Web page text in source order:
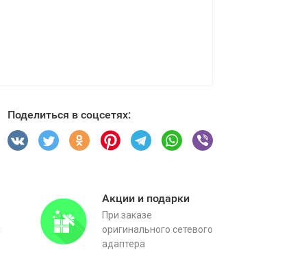
Поделиться в соцсетях:
Акции и подарки
При заказе
оригинального сетевого
адаптера